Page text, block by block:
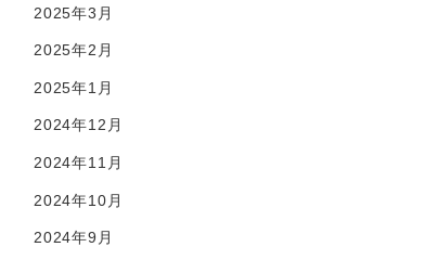
2025年3月
2025年2月
2025年1月
2024年12月
2024年11月
2024年10月
2024年9月